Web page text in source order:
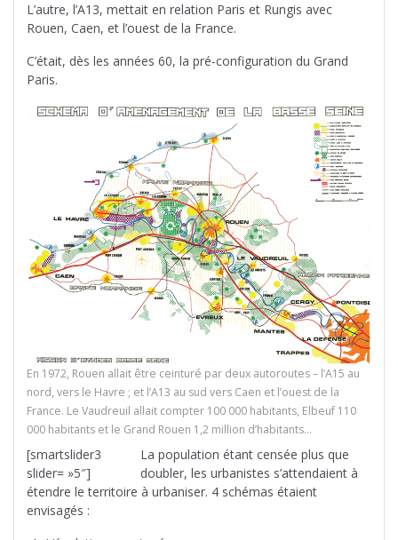
L’autre, l’A13, mettait en relation Paris et Rungis avec
Rouen, Caen, et l’ouest de la France.
C’était, dès les années 60, la pré-configuration du Grand
Paris.
En 1972, Rouen allait être ceinturé par deux autoroutes – l’A15 au
nord, vers le Havre ; et l’A13 au sud vers Caen et l’ouest de la
France. Le Vaudreuil allait compter 100 000 habitants, Elbeuf 110
000 habitants et le Grand Rouen 1,2 million d’habitants…
[smartslider3
slider= »5″]
La population étant censée plus que
doubler, les urbanistes s’attendaient à
étendre le territoire à urbaniser. 4 schémas étaient
envisagés :